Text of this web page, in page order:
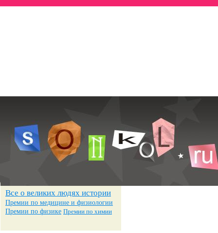
Все о великих людях истории
Премии по медицине и физиологии
Премии по физике Премии по химии